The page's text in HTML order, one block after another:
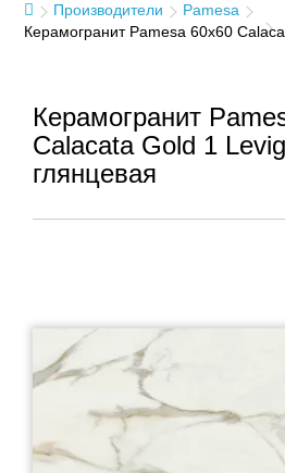
Производители
Pamesa
Керамогранит Pamesa 60x60
Керамогранит
Calacata Gold 1
глянцевая